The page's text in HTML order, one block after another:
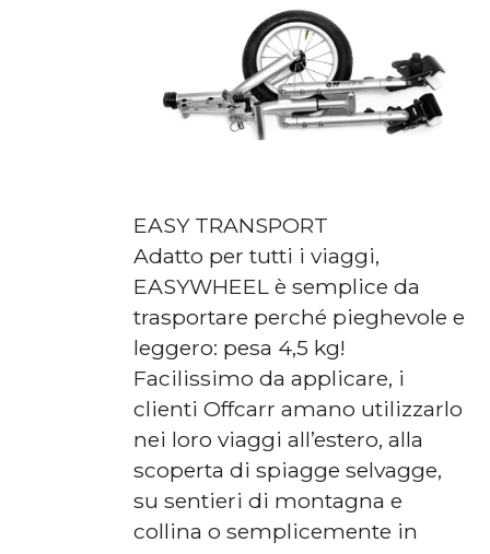
EASY TRANSPORT
Adatto per tutti i viaggi,
EASYWHEEL è semplice da
trasportare perché pieghevole e
leggero: pesa 4,5 kg!
Facilissimo da applicare, i
clienti Offcarr amano utilizzarlo
nei loro viaggi all’estero, alla
scoperta di spiagge selvagge,
su sentieri di montagna e
collina o semplicemente in